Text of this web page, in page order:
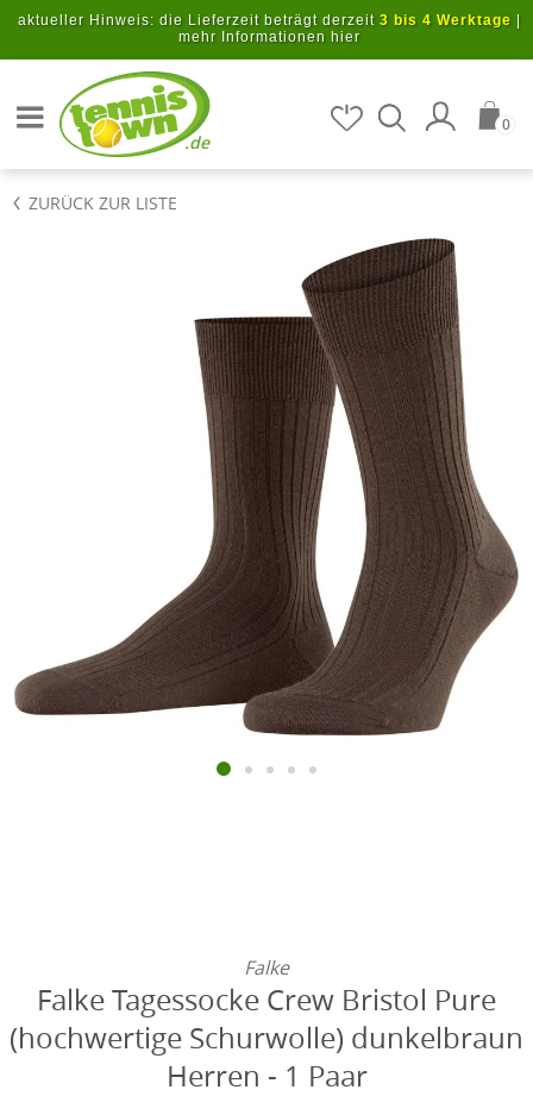
Zum Hauptinhalt springen
aktueller Hinweis: die Lieferzeit beträgt derzeit 3 bis 4 Werktage
mehr Informationen hier
.de
0
ZURÜCK ZUR LISTE
Falke
Falke Tagessocke Crew Bristol Pure
(hochwertige Schurwolle) dunkelbraun
Herren - 1 Paar